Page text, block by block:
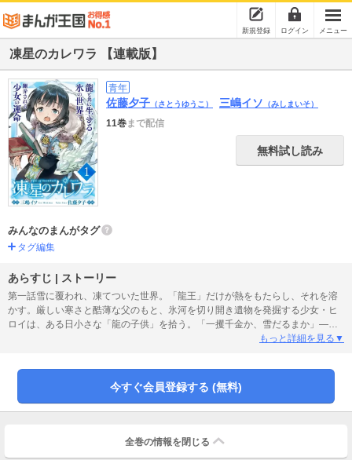
新規登録 ログイン メニュー
凍星のカレワラ 【連載版】
青年
佐藤夕子 （さとうゆうこ） 三嶋イソ （みしまいそ）
11巻まで配信
無料試し読み
みんなのまんがタグ
タグ編集
あらすじ | ストーリー
第一話雪に覆われ、凍てついた世界。「龍王」だけが熱をもたらし、それを溶
かす。厳しい寒さと酷薄な父のもと、氷河を切り開き遺物を発掘する少女・ヒ
ロイは、ある日小さな「龍の子供」を拾う。「一攫千金か、雪だるまか」――
だった少女の運命は、その日を境に大きく動き始める……。※この作品はWEB
もっと詳細を見る▼
今すぐ会員登録する (無料)
全巻の情報を 閉じる